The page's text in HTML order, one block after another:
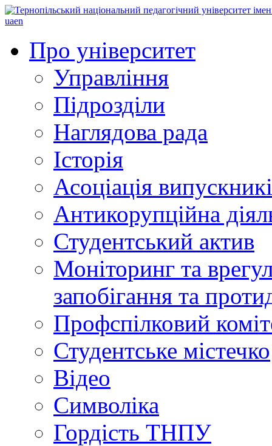
uaen
Про університет
Управління
Підрозділи
Наглядова рада
Історія
Асоціація
Антикорупційна
Студентський актив
Моніторинг та
запобігання та
Профспілковий
Студентське містечко
Відео
Символіка
Гордість ТНПУ